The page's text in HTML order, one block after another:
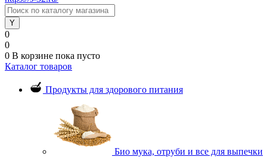
0
0
0 В корзине пока пусто
Каталог товаров
Продукты для здорового питания
Био мука, отруби и все для выпечки